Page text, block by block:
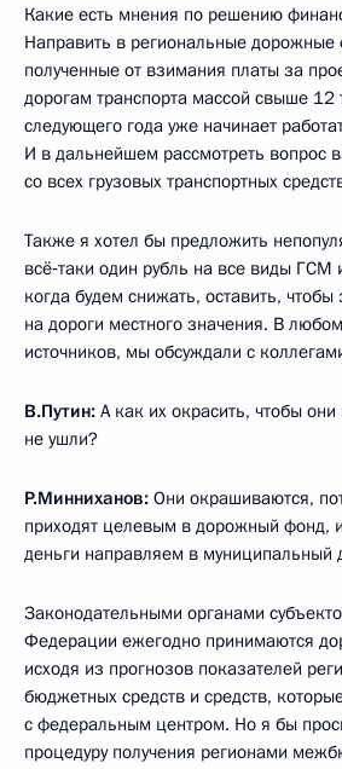
Какие есть мнения по решению
Направить в региональные дорожные
полученные от взимания платы за
дорогам транспорта массой свыше
следующего года уже начинает
И в дальнейшем рассмотреть вопрос
со всех грузовых транспортных
Также я хотел бы предложить
всё‑таки один рубль на все виды ГСМ
когда будем снижать, оставить, чтобы
на дороги местного значения. В
источников, мы обсуждали с
В.Путин: А как их окрасить, чтобы они
не ушли?
Р.Минниханов: Они окрашиваются,
приходят целевым в дорожный фонд,
деньги направляем в
Законодательными органами
Федерации ежегодно принимаются
исходя из прогнозов показателей
бюджетных средств и средств,
с федеральным центром. Но я бы
процедуру получения регионами